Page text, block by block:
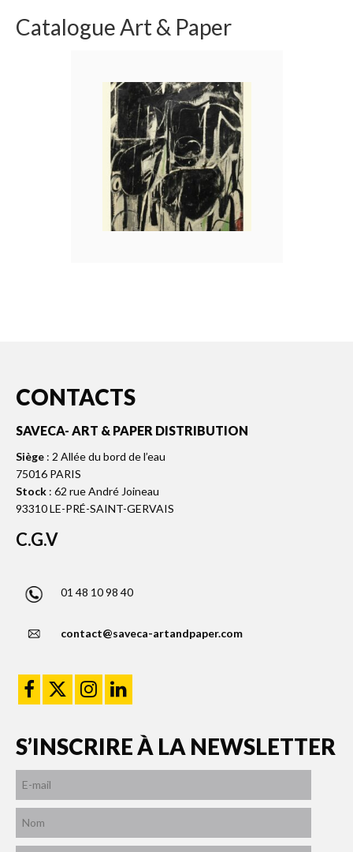
Catalogue Art & Paper
CONTACTS
SAVECA- ART & PAPER DISTRIBUTION
Siège : 2 Allée du bord de l’eau
75016 PARIS
Stock : 62 rue André Joineau
93310 LE-PRÉ-SAINT-GERVAIS
C.G.V
01 48 10 98 40
contact@saveca-artandpaper.com
S’INSCRIRE À LA NEWSLETTER